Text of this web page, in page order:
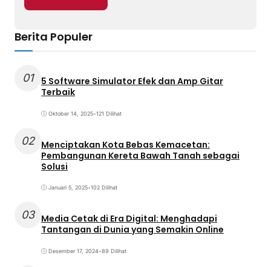
Berita Populer
01
5 Software Simulator Efek dan Amp Gitar
Terbaik
Oktober 14, 2025•121 Dilihat
02 Menciptakan Kota Bebas Kemacetan:
Pembangunan Kereta Bawah Tanah sebagai
Solusi
Januari 5, 2025•102 Dilihat
03 Media Cetak di Era Digital: Menghadapi
Tantangan di Dunia yang Semakin Online
Desember 17, 2024•89 Dilihat